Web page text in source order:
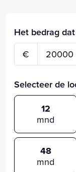
Het bedrag
€
Selecteer de
12
mnd
48
mnd